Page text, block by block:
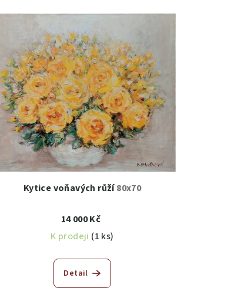
Kytice voňavých růží80x70
14 000 Kč
K prodeji (1 ks)
Detail